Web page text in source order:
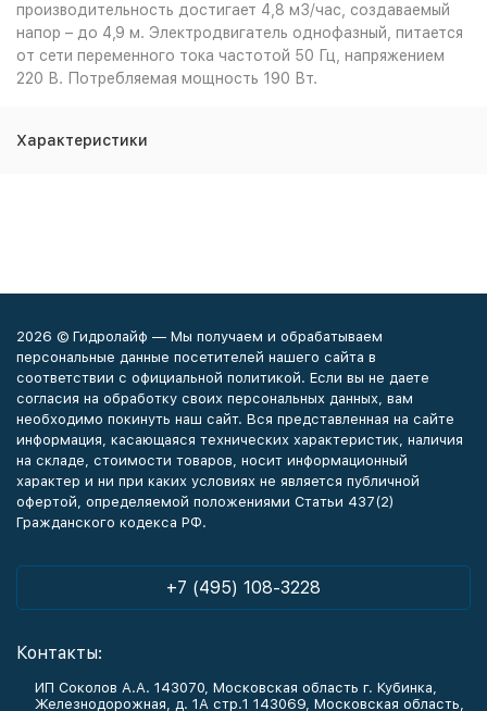
производительность достигает 4,8 м3/час, создаваемый
напор – до 4,9 м. Электродвигатель однофазный, питается
от сети переменного тока частотой 50 Гц, напряжением
220 В. Потребляемая мощность 190 Вт.
Характеристики
2026 © Гидролайф — Мы получаем и обрабатываем
персональные данные посетителей нашего сайта в
соответствии с официальной политикой. Если вы не даете
согласия на обработку своих персональных данных, вам
необходимо покинуть наш сайт. Вся представленная на сайте
информация, касающаяся технических характеристик, наличия
на складе, стоимости товаров, носит информационный
характер и ни при каких условиях не является публичной
офертой, определяемой положениями Статьи 437(2)
Гражданского кодекса РФ.
+7 (495) 108-3228
Контакты:
ИП Соколов А.А. 143070, Московская область г. Кубинка,
Железнодорожная, д. 1А стр.1 143069, Московская область,